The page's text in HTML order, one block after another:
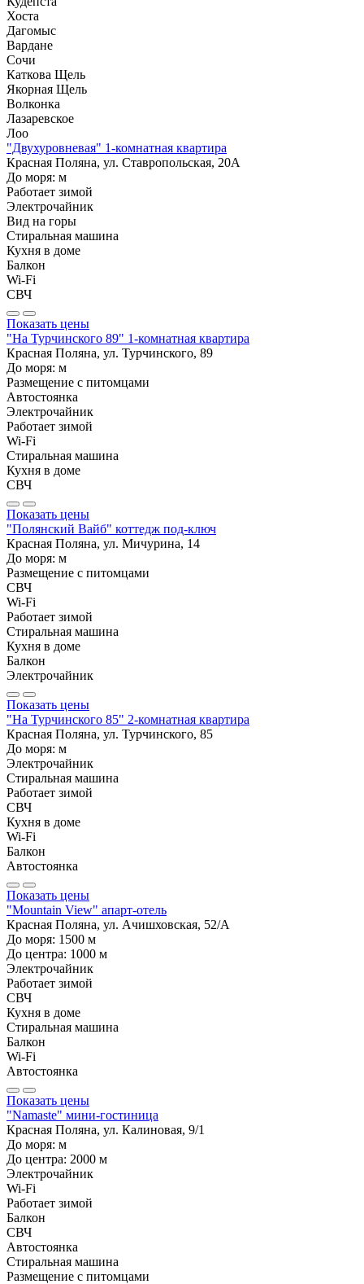
Хоста
Дагомыс
Вардане
Сочи
Каткова Щель
Якорная Щель
Волконка
Лазаревское
Лоо
"Двухуровневая" 1-комнатная квартира
Красная Поляна, ул. Ставропольская, 20А
До моря: м
Работает зимой
Электрочайник
Вид на горы
Стиральная машина
Кухня в доме
Балкон
Wi-Fi
СВЧ
Показать цены
"На Турчинского 89" 1-комнатная квартира
Красная Поляна, ул. Турчинского, 89
До моря: м
Размещение с питомцами
Автостоянка
Электрочайник
Работает зимой
Wi-Fi
Стиральная машина
Кухня в доме
СВЧ
Показать цены
"Полянский Вайб" коттедж под-ключ
Красная Поляна, ул. Мичурина, 14
До моря: м
Размещение с питомцами
СВЧ
Wi-Fi
Работает зимой
Стиральная машина
Кухня в доме
Балкон
Электрочайник
Показать цены
"На Турчинского 85" 2-комнатная квартира
Красная Поляна, ул. Турчинского, 85
До моря: м
Электрочайник
Стиральная машина
Работает зимой
СВЧ
Кухня в доме
Wi-Fi
Балкон
Автостоянка
Показать цены
"Mountain View" апарт-отель
Красная Поляна, ул. Ачишховская, 52/А
До моря: 1500 м
До центра: 1000 м
Электрочайник
Работает зимой
СВЧ
Кухня в доме
Стиральная машина
Балкон
Wi-Fi
Автостоянка
Показать цены
"Namaste" мини-гостиница
Красная Поляна, ул. Калиновая, 9/1
До моря: м
До центра: 2000 м
Электрочайник
Wi-Fi
Работает зимой
Балкон
СВЧ
Автостоянка
Стиральная машина
Размещение с питомцами